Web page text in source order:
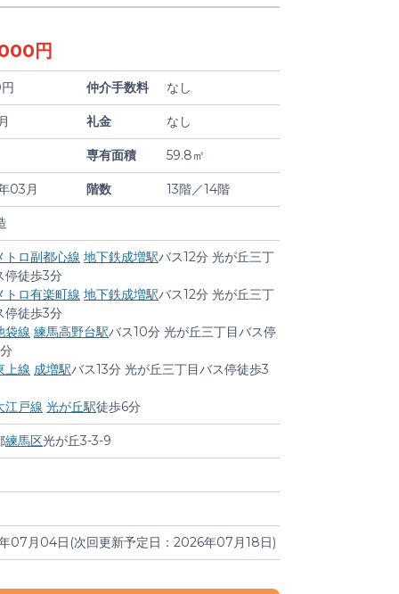
円
仲介手数料 なし
礼金 なし
専有面積 59.8㎡
03月 階数 13階／14階
トロ副都心線 地下鉄成増駅バス12分 光が丘三丁
停徒歩3分
トロ有楽町線 地下鉄成増駅バス12分 光が丘三丁
停徒歩3分
袋線 練馬高野台駅バス10分 光が丘三丁目バス停
上線 成増駅バス13分 光が丘三丁目バス停徒歩3
江戸線 光が丘駅徒歩6分
練馬区光が丘3-3-9
07月04日(次回更新予定日：2026年07月18日)